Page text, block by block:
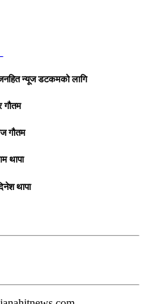
जनहित न्यूज डटकमको लागि
गौतम
गौतम
थापा
थापा